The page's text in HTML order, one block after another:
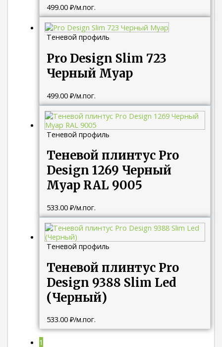
499.00₽/м.пог.
Теневой профиль
Pro Design Slim 723
Черный Муар
499.00₽/м.пог.
Теневой профиль
Теневой плинтус Pro
Design 1269 Черный
Муар RAL 9005
533.00₽/м.пог.
Теневой профиль
Теневой плинтус Pro
Design 9388 Slim Led
(Черный)
533.00₽/м.пог.
1